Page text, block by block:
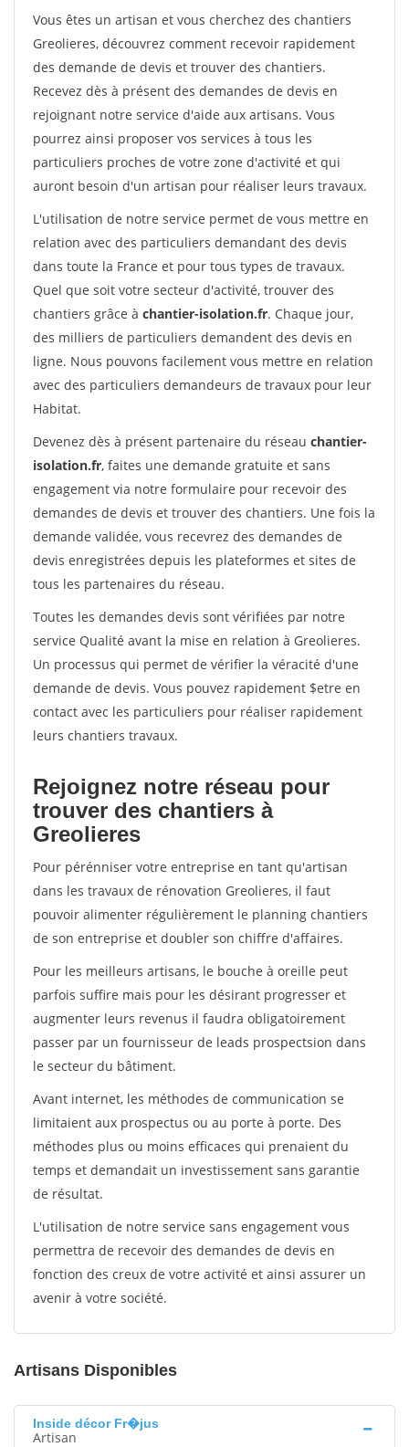
Vous êtes un artisan et vous cherchez des chantiers
Greolieres, découvrez comment recevoir rapidement
des demande de devis et trouver des chantiers.
Recevez dès à présent des demandes de devis en
rejoignant notre service d'aide aux artisans. Vous
pourrez ainsi proposer vos services à tous les
particuliers proches de votre zone d'activité et qui
auront besoin d'un artisan pour réaliser leurs travaux.
L'utilisation de notre service permet de vous mettre en
relation avec des particuliers demandant des devis
dans toute la France et pour tous types de travaux.
Quel que soit votre secteur d'activité, trouver des
chantiers grâce à chantier-isolation.fr. Chaque jour,
des milliers de particuliers demandent des devis en
ligne. Nous pouvons facilement vous mettre en relation
avec des particuliers demandeurs de travaux pour leur
Habitat.
Devenez dès à présent partenaire du réseau chantier-
isolation.fr, faites une demande gratuite et sans
engagement via notre formulaire pour recevoir des
demandes de devis et trouver des chantiers. Une fois la
demande validée, vous recevrez des demandes de
devis enregistrées depuis les plateformes et sites de
tous les partenaires du réseau.
Toutes les demandes devis sont vérifiées par notre
service Qualité avant la mise en relation à Greolieres.
Un processus qui permet de vérifier la véracité d'une
demande de devis. Vous pouvez rapidement $etre en
contact avec les particuliers pour réaliser rapidement
leurs chantiers travaux.
Rejoignez notre réseau pour
trouver des chantiers à
Greolieres
Pour pérénniser votre entreprise en tant qu'artisan
dans les travaux de rénovation Greolieres, il faut
pouvoir alimenter régulièrement le planning chantiers
de son entreprise et doubler son chiffre d'affaires.
Pour les meilleurs artisans, le bouche à oreille peut
parfois suffire mais pour les désirant progresser et
augmenter leurs revenus il faudra obligatoirement
passer par un fournisseur de leads prospectsion dans
le secteur du bâtiment.
Avant internet, les méthodes de communication se
limitaient aux prospectus ou au porte à porte. Des
méthodes plus ou moins efficaces qui prenaient du
temps et demandait un investissement sans garantie
de résultat.
L'utilisation de notre service sans engagement vous
permettra de recevoir des demandes de devis en
fonction des creux de votre activité et ainsi assurer un
avenir à votre société.
Artisans Disponibles
Inside décor Fr�jus
Artisan